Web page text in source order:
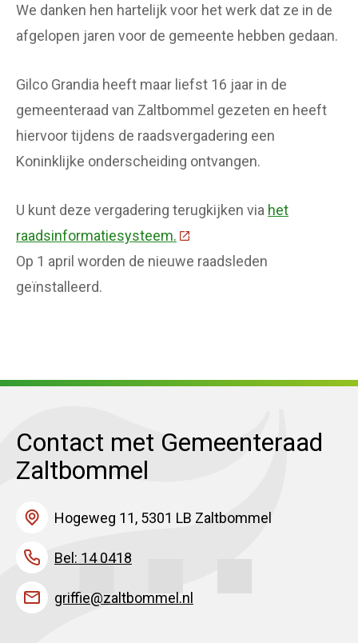
We danken hen hartelijk voor het werk dat ze in de
afgelopen jaren voor de gemeente hebben gedaan.
Gilco Grandia heeft maar liefst 16 jaar in de
gemeenteraad van Zaltbommel gezeten en heeft
hiervoor tijdens de raadsvergadering een
Koninklijke onderscheiding ontvangen.
U kunt deze vergadering terugkijken via het
raadsinformatiesysteem. (Deze link gaat naar een
Op 1 april worden de nieuwe raadsleden
geïnstalleerd.
Contact met Gemeenteraad
Zaltbommel
Hogeweg 11, 5301 LB Zaltbommel
Bel: 14 0418
griffie@zaltbommel.nl